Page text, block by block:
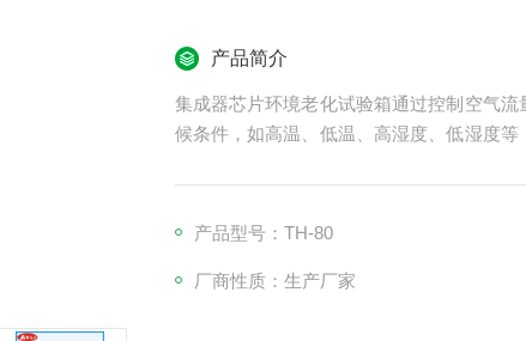
产品简介
集成器芯片环境老化试验箱通过控制空气
候条件，如高温、低温、高湿度、低湿度
产品型号：TH-80
厂商性质：生产厂家